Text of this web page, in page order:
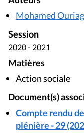
Mohamed
Session
2020 - 2021
Matières
Action sociale
Document(s)
Compte rendu
plénière - 29